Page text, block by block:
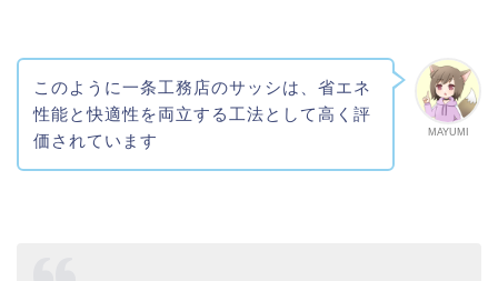
MAYUMI
このように一条工務店のサッシは、省エネ
性能と快適性を両立する工法として高く評
価されています